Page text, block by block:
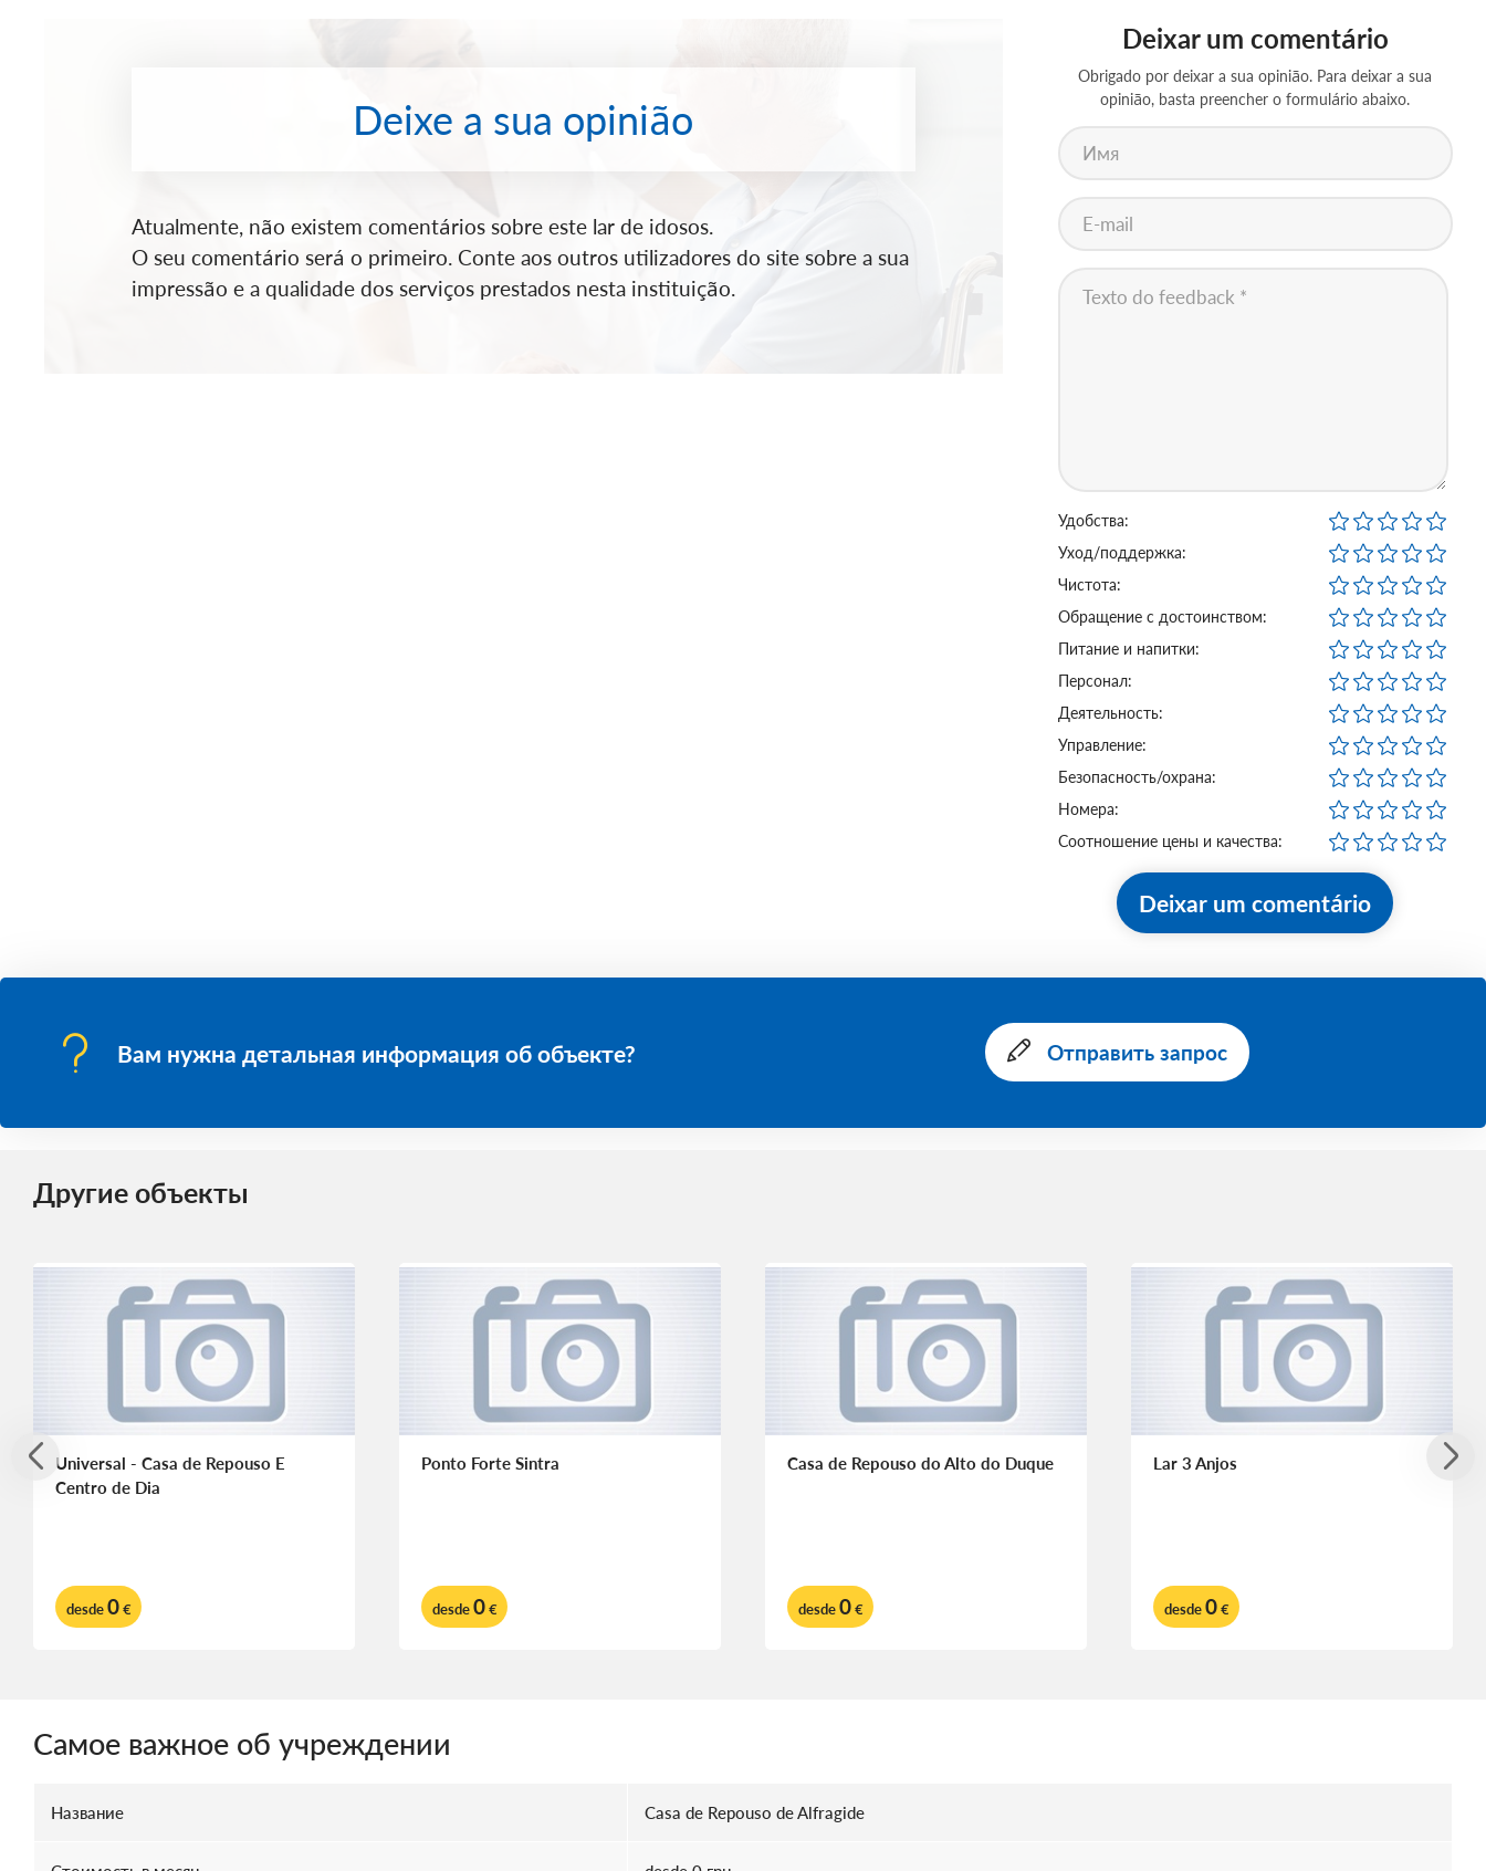
Deixe a sua opinião
Atualmente, não existem comentários sobre este lar de idosos.
O seu comentário será o primeiro. Conte aos outros utilizadores do site sobre a sua
impressão e a qualidade dos serviços prestados nesta instituição.
Deixar um comentário
Obrigado por deixar a sua opinião. Para deixar a sua
opinião, basta preencher o formulário abaixo.
Удобства:
Уход/поддержка:
Чистота:
Обращение с достоинством:
Питание и напитки:
Персонал:
Деятельность:
Управление:
Безопасность/охрана:
Номера:
Соотношение цены и качества:
Deixar um comentário
Вам нужна детальная информация об объекте? Отправить запрос
Другие объекты
Universal - Casa de Repouso E
Centro de Dia
desde0€
Ponto Forte Sintra
desde0€
Casa de Repouso do Alto do Duque
desde0€
Lar 3 Anjos
desde0€
Самое важное об учреждении
Название Casa de Repouso de Alfragide